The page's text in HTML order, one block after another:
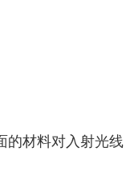
的材料对入射光线